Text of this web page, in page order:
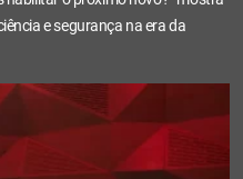
e segurança na era da